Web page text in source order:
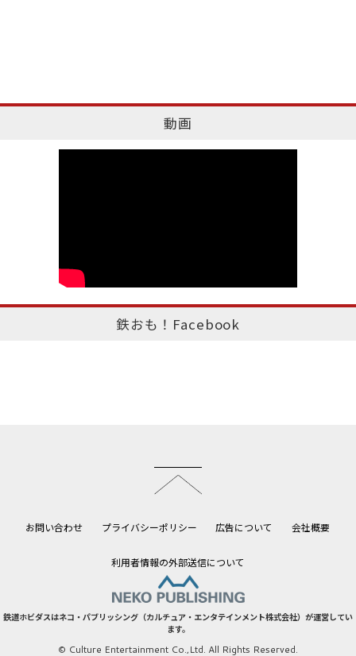
動画
鉄おも！Facebook
お問い合わせ プライバシーポリシー 広告について 会社概要
利用者情報の外部送信について
鉄道ホビダスはネコ・パブリッシング（カルチュア・エンタテインメント株式会社）が運営してい
ます。
© Culture Entertainment Co.,Ltd. All Rights Reserved.